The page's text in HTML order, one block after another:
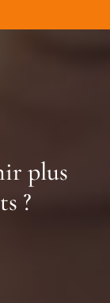
plus
?